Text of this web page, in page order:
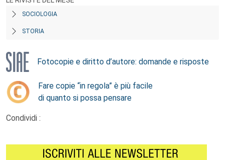
SOCIOLOGIA
STORIA
Fotocopie e diritto d’autore: domande e risposte
Fare copie “in regola” è più facile
di quanto si possa pensare
Condividi :